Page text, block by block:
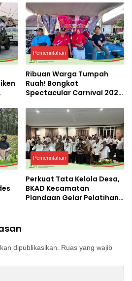
dengan Potensi Desa
Pemerintahan
Ribuan Warga Tumpah
Ruah! Bongkot
Spectacular Carnival 2026
Terbesar di Peterongan
Pemerintahan
Perkuat Tata Kelola Desa,
BKAD Kecamatan
Plandaan Gelar Pelatihan
dipublikasikan. Ruas yang wajib